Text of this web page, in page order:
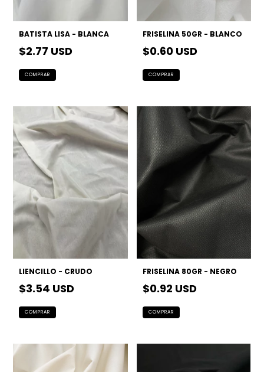
BATISTA LISA - BLANCA
$2.77 USD
FRISELINA 50GR - BLANCO
$0.60 USD
LIENCILLO - CRUDO
$3.54 USD
FRISELINA 80GR - NEGRO
$0.92 USD